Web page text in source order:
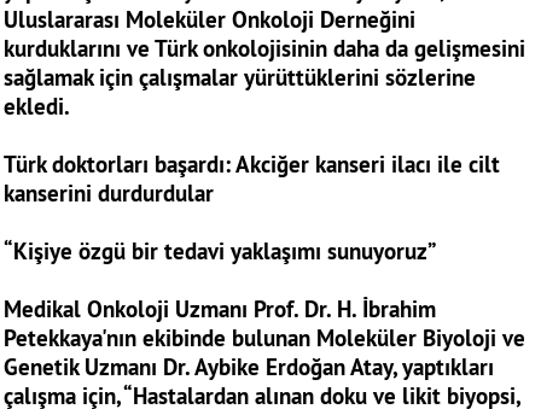
Uluslararası Moleküler Onkoloji Derneğini
kurduklarını ve Türk onkolojisinin daha da gelişmesini
sağlamak için çalışmalar yürüttüklerini sözlerine
ekledi.
Türk doktorları başardı: Akciğer kanseri ilacı ile cilt
kanserini durdurdular
“Kişiye özgü bir tedavi yaklaşımı sunuyoruz”
Medikal Onkoloji Uzmanı Prof. Dr. H. İbrahim
Petekkaya'nın ekibinde bulunan Moleküler Biyoloji ve
Genetik Uzmanı Dr. Aybike Erdoğan Atay, yaptıkları
çalışma için, “Hastalardan alınan doku ve likit biyopsi,